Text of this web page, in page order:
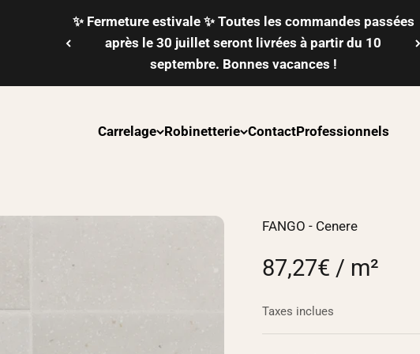
✨ Fermeture estivale ✨ Toutes les commandes passées
après le 30 juillet seront livrées à partir du 10
septembre. Bonnes vacances !
Carrelage Robinetterie ContactProfessionnels
FANGO - Cenere
87,27€ / m²
Taxes inclues